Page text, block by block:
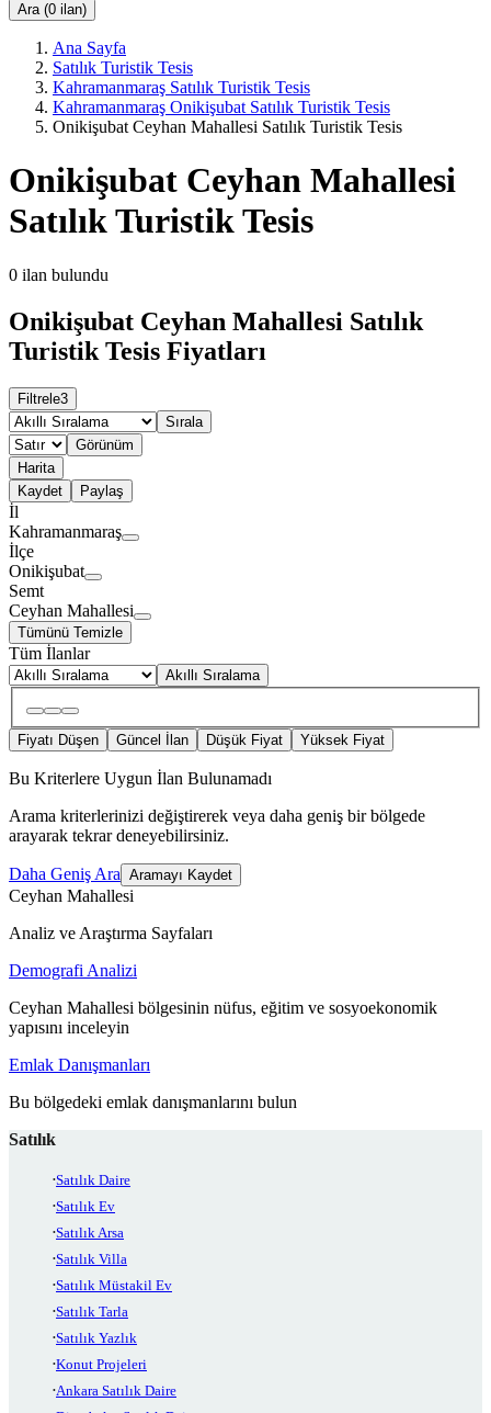
Ara (0 ilan)
Ana Sayfa
Satılık Turistik Tesis
Kahramanmaraş Satılık Turistik Tesis
Kahramanmaraş Onikişubat Satılık Turistik Tesis
Onikişubat Ceyhan Mahallesi Satılık Turistik Tesis
Onikişubat Ceyhan Mahallesi
Satılık Turistik Tesis
0 ilan bulundu
Onikişubat Ceyhan Mahallesi Satılık
Turistik Tesis Fiyatları
Filtrele3
Sırala
Görünüm
Harita
Kaydet
Paylaş
İl
Kahramanmaraş
İlçe
Onikişubat
Semt
Ceyhan Mahallesi
Tümünü Temizle
Tüm İlanlar
Akıllı Sıralama
Fiyatı Düşen Güncel İlan Düşük Fiyat Yüksek Fiyat
Bu Kriterlere Uygun İlan Bulunamadı
Arama kriterlerinizi değiştirerek veya daha geniş bir bölgede
arayarak tekrar deneyebilirsiniz.
Daha Geniş Ara Aramayı Kaydet
Ceyhan Mahallesi
Analiz ve Araştırma Sayfaları
Demografi Analizi
Ceyhan Mahallesi bölgesinin nüfus, eğitim ve sosyoekonomik
yapısını inceleyin
Emlak Danışmanları
Bu bölgedeki emlak danışmanlarını bulun
Satılık
Satılık Daire
Satılık Ev
Satılık Arsa
Satılık Villa
Satılık Müstakil Ev
Satılık Tarla
Satılık Yazlık
Konut Projeleri
Ankara Satılık Daire